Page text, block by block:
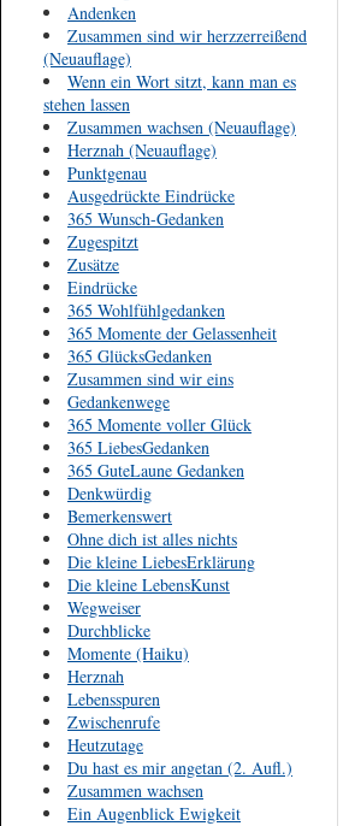
Andenken
Zusammen sind wir herzzerreißend
(Neuauflage)
Wenn ein Wort sitzt, kann man es
stehen lassen
Zusammen wachsen (Neuauflage)
Herznah (Neuauflage)
Punktgenau
Ausgedrückte Eindrücke
365 Wunsch-Gedanken
Zugespitzt
Zusätze
Eindrücke
365 Wohlfühlgedanken
365 Momente der Gelassenheit
365 GlücksGedanken
Zusammen sind wir eins
Gedankenwege
365 Momente voller Glück
365 LiebesGedanken
365 GuteLaune Gedanken
Denkwürdig
Bemerkenswert
Ohne dich ist alles nichts
Die kleine LiebesErklärung
Die kleine LebensKunst
Wegweiser
Durchblicke
Momente (Haiku)
Herznah
Lebensspuren
Zwischenrufe
Heutzutage
Du hast es mir angetan (2. Aufl.)
Zusammen wachsen
Ein Augenblick Ewigkeit